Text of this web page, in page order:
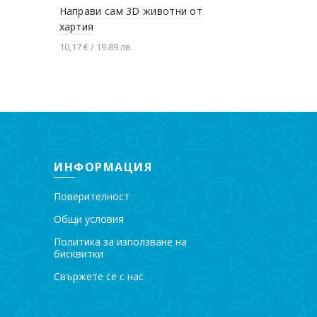
Направи сам 3D животни от
хартия
10,17 € / 19.89 лв.
ИНФОРМАЦИЯ
Поверителност
Общи условия
Политика за използване на
бисквитки
Свържете се с нас